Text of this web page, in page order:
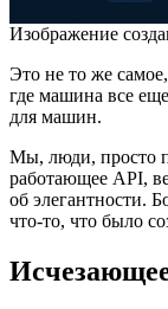
Изображение
Это не то же
где машина все
для машин.
Мы, люди, просто
работающее API,
об элегантности.
что-то, что было